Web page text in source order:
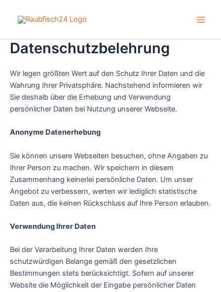
Inhalt
Datenschutzbelehrung
Wir legen größten Wert auf den Schutz Ihrer Daten und die
Wahrung Ihrer Privatsphäre. Nachstehend informieren wir
Sie deshalb über die Erhebung und Verwendung
persönlicher Daten bei Nutzung unserer Webseite.
Anonyme Datenerhebung
Sie können unsere Webseiten besuchen, ohne Angaben zu
Ihrer Person zu machen. Wir speichern in diesem
Zusammenhang keinerlei persönliche Daten. Um unser
Angebot zu verbessern, werten wir lediglich statistische
Daten aus, die keinen Rückschluss auf Ihre Person erlauben.
Verwendung Ihrer Daten
Bei der Verarbeitung Ihrer Daten werden Ihre
schutzwürdigen Belange gemäß den gesetzlichen
Bestimmungen stets berücksichtigt. Sofern auf unserer
Website die Möglichkeit der Eingabe persönlicher Daten